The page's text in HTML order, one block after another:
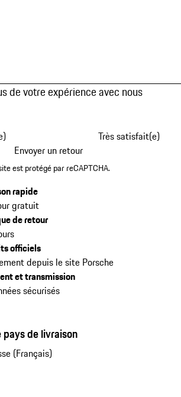
de votre expérience avec nous
Très satisfait(e)
Envoyer un retour
est protégé par reCAPTCHA.
rapide
gratuit
de retour
officiels
depuis le site Porsche
et transmission
sécurisés
de livraison
(Français)